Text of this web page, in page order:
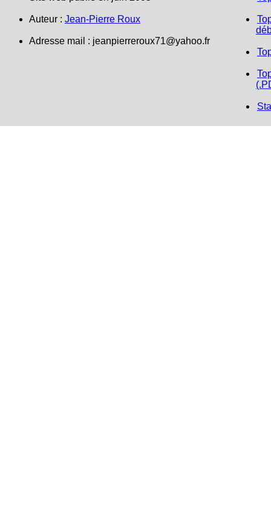
Auteur : Jean-Pierre Roux
Adresse mail : jeanpierreroux71@yahoo.fr